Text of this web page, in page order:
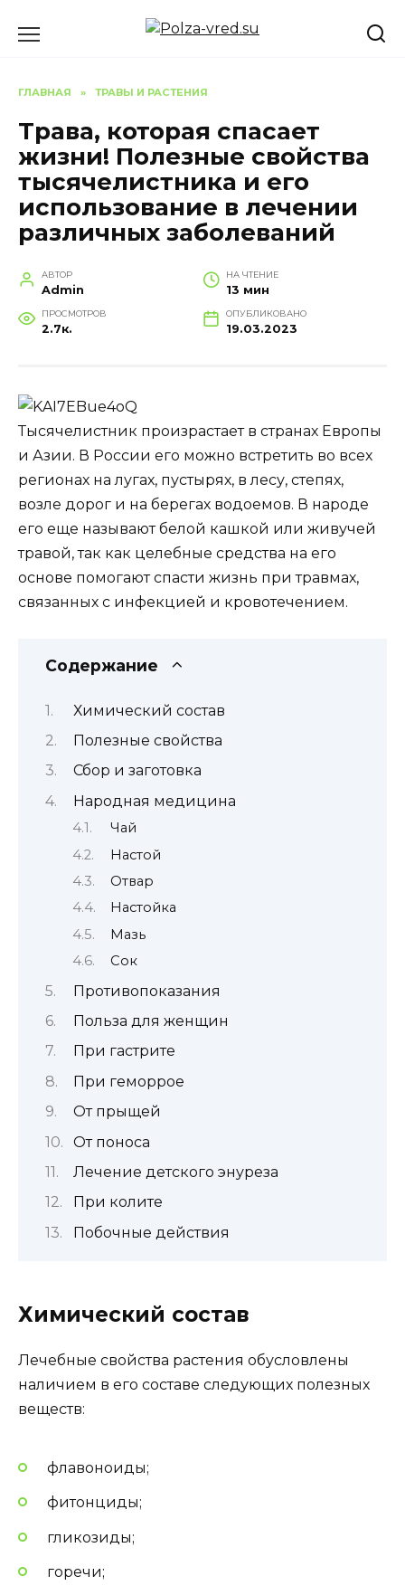
ГЛАВНАЯ » ТРАВЫ И РАСТЕНИЯ
Трава, которая спасает
жизни! Полезные свойства
тысячелистника и его
использование в лечении
различных заболеваний
АВТОР
Admin
НА ЧТЕНИЕ
13 мин
ПРОСМОТРОВ
2.7к.
ОПУБЛИКОВАНО
19.03.2023
Тысячелистник произрастает в странах Европы
и Азии. В России его можно встретить во всех
регионах на лугах, пустырях, в лесу, степях,
возле дорог и на берегах водоемов. В народе
его еще называют белой кашкой или живучей
травой, так как целебные средства на его
основе помогают спасти жизнь при травмах,
связанных с инфекцией и кровотечением.
Содержание
Химический состав
Полезные свойства
Сбор и заготовка
Народная медицина
Чай
Настой
Отвар
Настойка
Мазь
Сок
Противопоказания
Польза для женщин
При гастрите
При геморрое
От прыщей
От поноса
Лечение детского энуреза
При колите
Побочные действия
Химический состав
Лечебные свойства растения обусловлены
наличием в его составе следующих полезных
веществ:
флавоноиды;
фитонциды;
гликозиды;
горечи;